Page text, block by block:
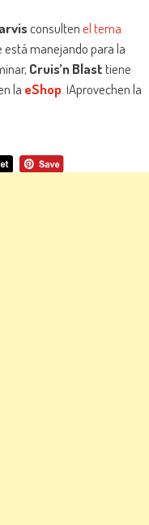
consultenel tema
está manejando para la
Cruis’n Blasttiene
la eShop. ¡Aprovechen la